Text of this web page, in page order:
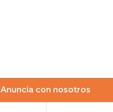
Anuncia con nosotros